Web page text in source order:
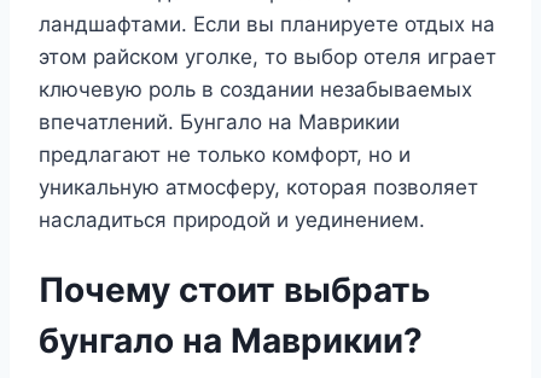
ландшафтами. Если вы планируете отдых на
этом райском уголке, то выбор отеля играет
ключевую роль в создании незабываемых
впечатлений. Бунгало на Маврикии
предлагают не только комфорт, но и
уникальную атмосферу, которая позволяет
насладиться природой и уединением.
Почему стоит выбрать
бунгало на Маврикии?